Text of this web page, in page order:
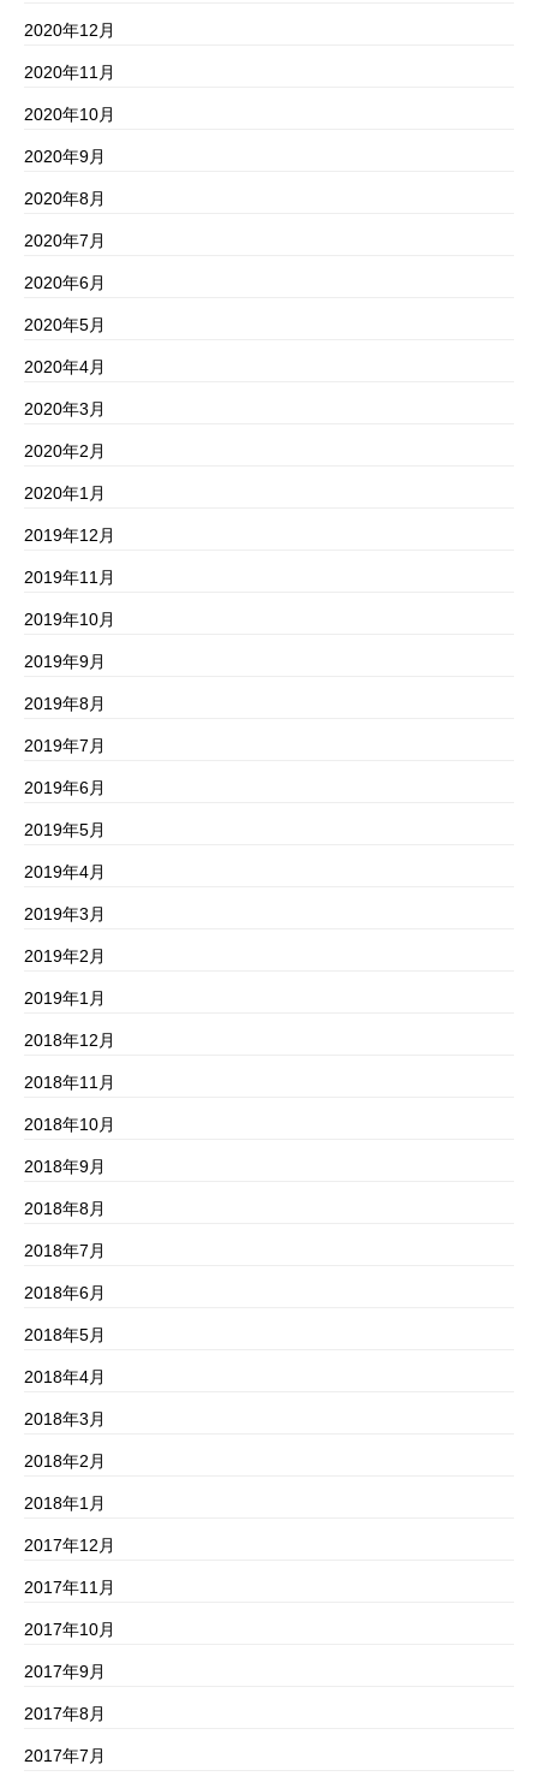
2020年12月
2020年11月
2020年10月
2020年9月
2020年8月
2020年7月
2020年6月
2020年5月
2020年4月
2020年3月
2020年2月
2020年1月
2019年12月
2019年11月
2019年10月
2019年9月
2019年8月
2019年7月
2019年6月
2019年5月
2019年4月
2019年3月
2019年2月
2019年1月
2018年12月
2018年11月
2018年10月
2018年9月
2018年8月
2018年7月
2018年6月
2018年5月
2018年4月
2018年3月
2018年2月
2018年1月
2017年12月
2017年11月
2017年10月
2017年9月
2017年8月
2017年7月